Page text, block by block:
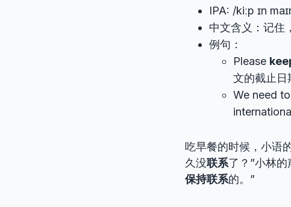
IPA: /kiːp ɪn
中文含义：记住
例句：
Please
文的截止日
We need to
吃早餐的时候，小语
久没联系了？”小林
保持联系的。”